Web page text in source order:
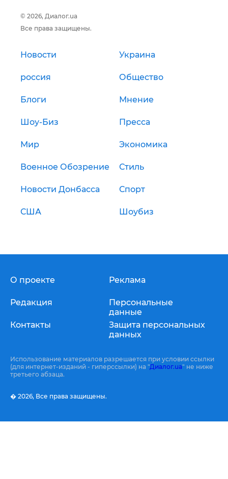
© 2026, Диалог.ua
Все права защищены.
Новости Украина
россия Общество
Блоги Мнение
Шоу-Биз Пресса
Мир Экономика
Военное Обозрение Стиль
Новости Донбасса Спорт
США Шоубиз
О проекте
Редакция
Контакты
Реклама
Персональные
данные
Защита персональных
данных
Использование материалов разрешается при условии ссылки
(для интернет-изданий - гиперссылки) на "Диалог.ua" не ниже
третьего абзаца.
� 2026, Все права защищены.